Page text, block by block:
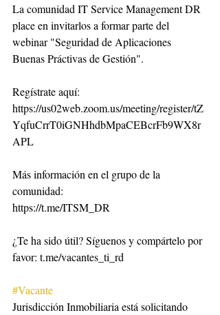
La comunidad IT Service Management DR
place en invitarlos a formar parte del
webinar "Seguridad de Aplicaciones
Buenas Práctivas de Gestión".
Regístrate aquí:
https://us02web.zoom.us/meeting/register/tZ
YqfuCrrT0iGNHhdbMpaCEBcrFb9WX8r
APL
Más información en el grupo de la
comunidad:
https://t.me/ITSM_DR
¿Te ha sido útil? Síguenos y compártelo por
favor: t.me/vacantes_ti_rd
#Vacante
Jurisdicción Inmobiliaria está solicitando